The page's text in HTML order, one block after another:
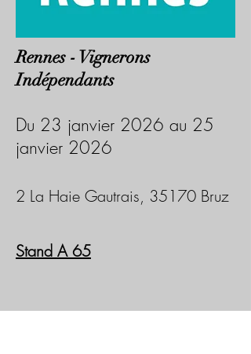
Rennes -Vignerons
Indépendants
Du 23 janvier 2026 au 25
janvier 2026
2 La Haie Gautrais, 35170 Bruz
Stand A 65